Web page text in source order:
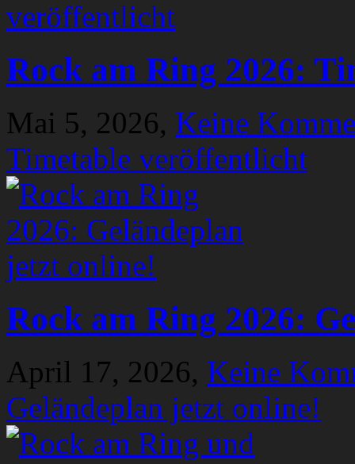
Rock am Ring 2026:
Mai 5, 2026, Keine
Timetable veröffentlicht
Rock am Ring 2026:
April 17, 2026, Keine
Geländeplan jetzt online!